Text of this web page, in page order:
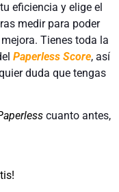
eficiencia y elige el
medir para poder
Tienes toda la
Paperless Score, así
duda que tengas
cuanto antes,